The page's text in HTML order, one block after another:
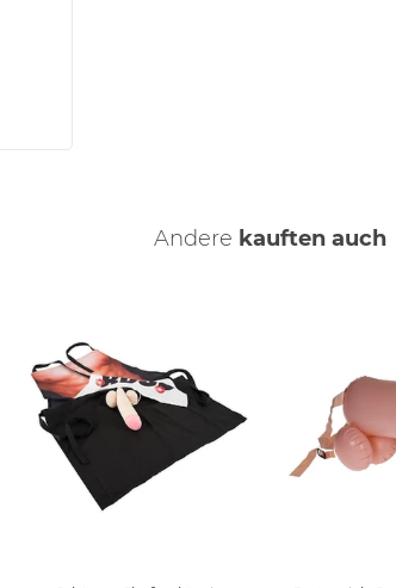
Andere kauften auch